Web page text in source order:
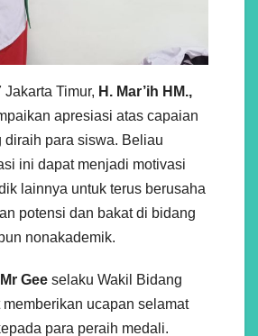
Jakarta Timur, H. Mar’ih HM.,
apresiasi atas capaian
diraih para siswa. Beliau
ini dapat menjadi motivasi
lainnya untuk terus berusaha
potensi dan bakat di bidang
nonakademik.
Mr Gee selaku Wakil Bidang
memberikan ucapan selamat
para peraih medali.